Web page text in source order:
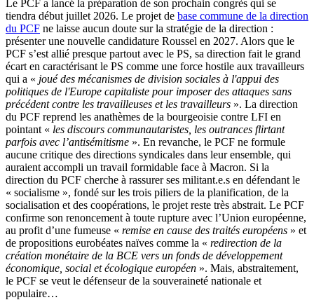
Le PCF a lancé la préparation de son prochain congrès qui se
tiendra début juillet 2026. Le projet de base commune de la direction
du PCF ne laisse aucun doute sur la stratégie de la direction :
présenter une nouvelle candidature Roussel en 2027. Alors que le
PCF s’est allié presque partout avec le PS, sa direction fait le grand
écart en caractérisant le PS comme une force hostile aux travailleurs
qui a « joué des mécanismes de division sociales à l'appui des
politiques de l'Europe capitaliste pour imposer des attaques sans
précédent contre les travailleuses et les travailleurs ». La direction
du PCF reprend les anathèmes de la bourgeoisie contre LFI en
pointant « les discours communautaristes, les outrances flirtant
parfois avec l’antisémitisme ». En revanche, le PCF ne formule
aucune critique des directions syndicales dans leur ensemble, qui
auraient accompli un travail formidable face à Macron. Si la
direction du PCF cherche à rassurer ses militant.e.s en défendant le
« socialisme », fondé sur les trois piliers de la planification, de la
socialisation et des coopérations, le projet reste très abstrait. Le PCF
confirme son renoncement à toute rupture avec l’Union européenne,
au profit d’une fumeuse « remise en cause des traités européens » et
de propositions eurobéates naïves comme la « redirection de la
création monétaire de la BCE vers un fonds de développement
économique, social et écologique européen ». Mais, abstraitement,
le PCF se veut le défenseur de la souveraineté nationale et
populaire…